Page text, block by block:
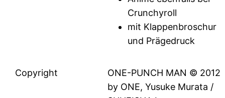
Crunchyroll
mit Klappenbroschur
und Prägedruck
Copyright
ONE-PUNCH MAN © 2012
by ONE, Yusuke Murata /